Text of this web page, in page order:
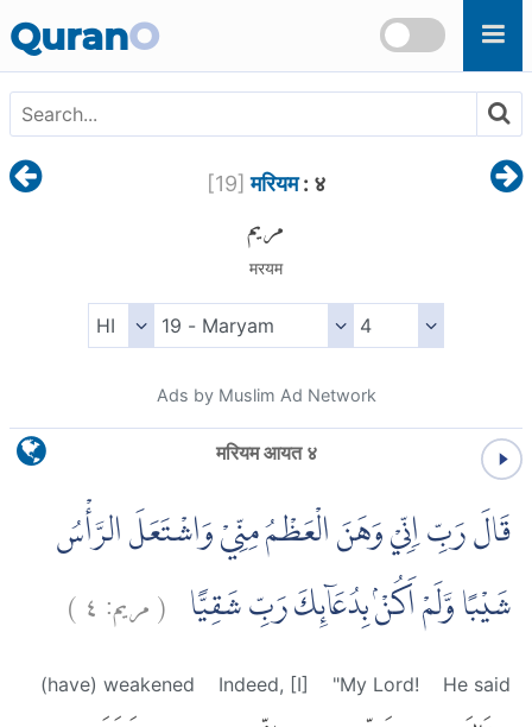
QuranO
[19] मरियम: ४
مريم
मरयम
Ads by Muslim Ad Network
मरियम आयत ४
قَالَ رَبِّ اِنِّيْ وَهَنَ الْعَظْمُ مِنِّيْ وَاشْتَعَلَ الرَّأْسُ
شَيْبًا وَّلَمْ اَكُنْۢ بِدُعَاۤىِٕكَ رَبِّ شَقِيًّا (مريم: ٤)
He said
"My Lord!
Indeed, [I]
(have) weakened